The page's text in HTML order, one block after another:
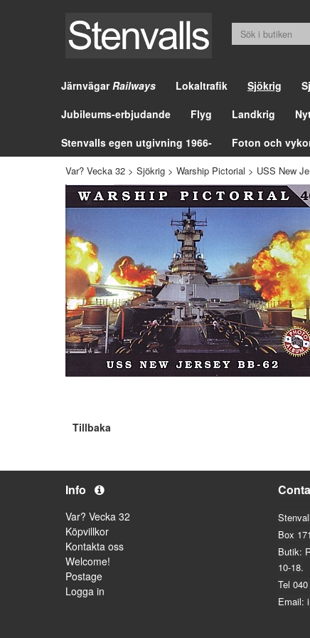
JärnvägarRailways Lokaltrafik Sjökrig
Jubileums-erbjudande
Flyg Landkrig
Stenvalls egen utgivning 1966-
Foton och
Var? Vecka 32 > Sjökrig > Warship Pictorial > USS New
Tillbaka
Info
Var? Vecka 32
Köpvillkor
Kontakta oss
Welcome!
Postage
Logga in
Box
Butik:
10-18.
Tel
Email: